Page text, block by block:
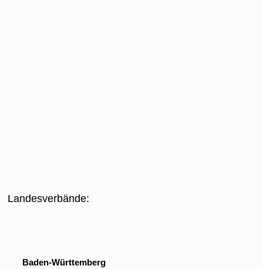
Landesverbände:
Baden-Württemberg